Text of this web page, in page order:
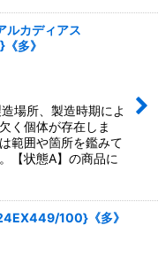
ルカディアス
多》
場所、製造時期によ
く個体が存在しま
範囲や箇所を鑑みて
【状態A】の商品に
100}《多》